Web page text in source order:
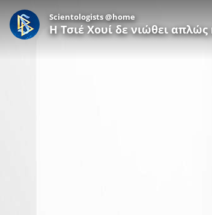
Scientologists @home
Η Τσιέ Χουί δε νιώθει